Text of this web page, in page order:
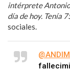
intérprete
día de hoy. Tenía
sociales.